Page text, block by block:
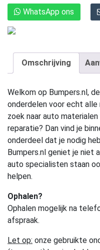
WhatsApp ons
Omschrijving
Welkom op Bumpers.nl,
onderdelen voor echt alle
zoek naar auto
reparatie? Dan vind je
onderdeel dat je nodig
Bumpers.nl geniet je niet
auto specialisten staan
helpen.
Ophalen?
Ophalen mogelijk na
afspraak.
Let op: onze gebruikte